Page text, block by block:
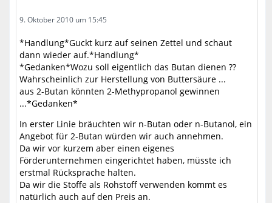
9. Oktober 2010 um 15:45
*Handlung*Guckt kurz auf seinen Zettel und schaut
dann wieder auf.*Handlung*
*Gedanken*Wozu soll eigentlich das Butan dienen ??
Wahrscheinlich zur Herstellung von Buttersäure ...
aus 2-Butan könnten 2-Methypropanol gewinnen
...*Gedanken*
In erster Linie bräuchten wir n-Butan oder n-Butanol, ein
Angebot für 2-Butan würden wir auch annehmen.
Da wir vor kurzem aber einen eigenes
Förderunternehmen eingerichtet haben, müsste ich
erstmal Rücksprache halten.
Da wir die Stoffe als Rohstoff verwenden kommt es
natürlich auch auf den Preis an.